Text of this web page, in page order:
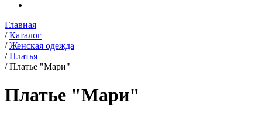
Главная
/ Каталог
/ Женская одежда
/ Платья
/ Платье "Мари"
Платье "Мари"